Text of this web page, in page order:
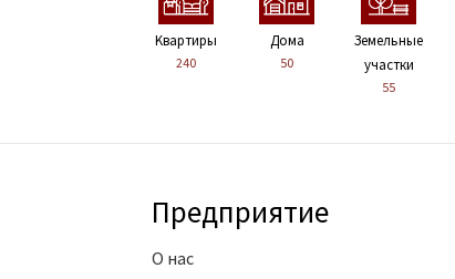
Kвартиры
240
Дома
50
Земельные
участки
55
Предприятие
О нас